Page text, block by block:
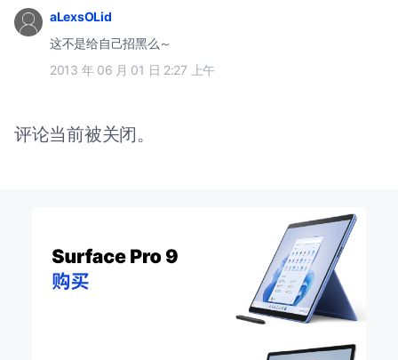
aLexsOLid
这不是给自己招黑么～
2013 年 06 月 01 日 2:27 上午
评论当前被关闭。